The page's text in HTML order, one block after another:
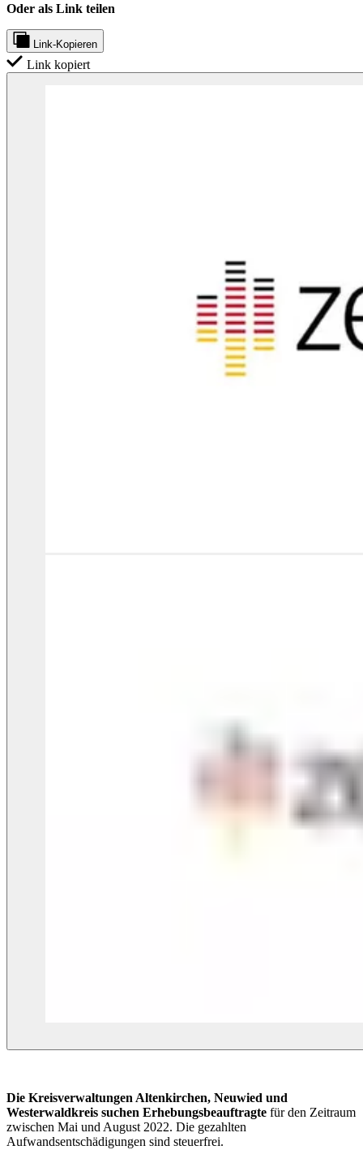
Oder als Link teilen
Link-Kopieren
Link kopiert
Die Kreisverwaltungen Altenkirchen, Neuwied und
Westerwaldkreis suchen Erhebungsbeauftragte für den Zeitraum
zwischen Mai und August 2022. Die gezahlten
Aufwandsentschädigungen sind steuerfrei.